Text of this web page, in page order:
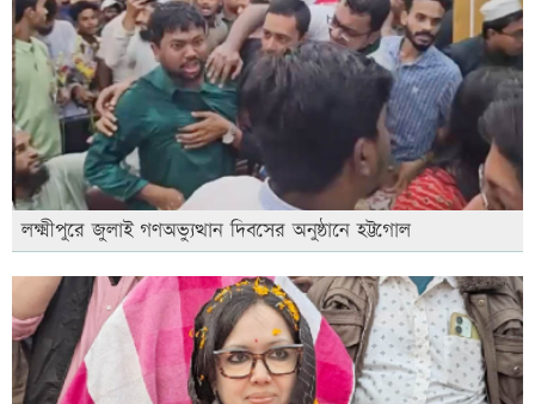
লক্ষ্মীপুরে জুলাই গণঅভ্যুত্থান দিবসের অনুষ্ঠানে হট্টগোল